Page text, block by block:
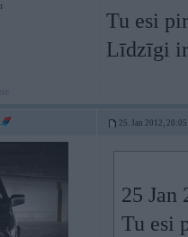
Tu esi
Līdzīgi ir
25. Jan 2012, 20:05
25 Jan
Tu esi